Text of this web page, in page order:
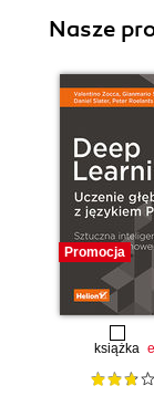
Nasze
Promocja
książka